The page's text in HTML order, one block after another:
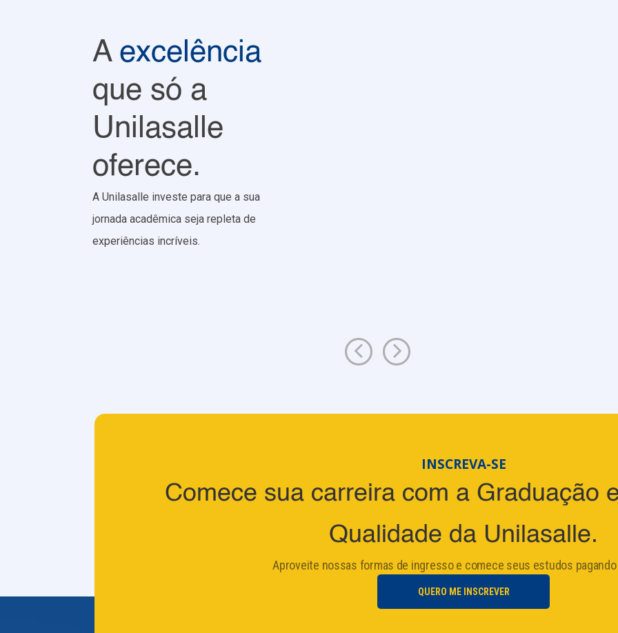
A excelência
que só a
Unilasalle
oferece.
A Unilasalle investe para que a sua
jornada acadêmica seja repleta de
experiências incríveis.
INSCREVA-SE
Comece sua carreira com a Graduação
Qualidade da Unilasalle.
Aproveite nossas formas de ingresso e comece seus estudos
QUERO ME INSCREVER